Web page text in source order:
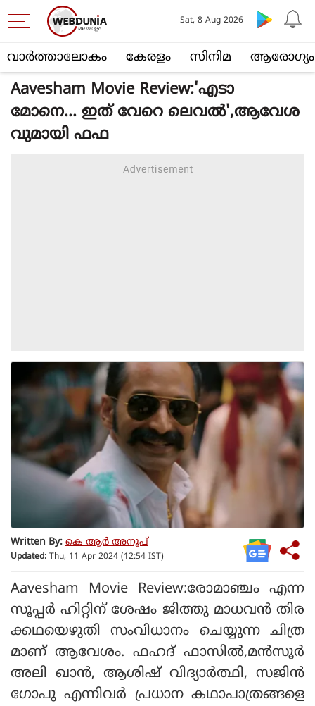
വാര്‍ത്താലോകം കേരളം സിനിമ ആരോഗ്യം
Sat, 8 Aug 2026
Aavesham Movie Review:'എടാ
മോനെ... ഇത് വേറെ ലെവല്‍',ആവേശ
വുമായി ഫഫ
Written By: കെ ആര്‍ അനൂപ്
Updated: Thu, 11 Apr 2024 (12:54 IST)
Aavesham Movie Review:രോമാഞ്ചം എന്ന
സൂപ്പര്‍ ഹിറ്റിന് ശേഷം ജിത്തു മാധവന്‍ തിര
ക്കഥയെഴുതി സംവിധാനം ചെയ്യുന്ന ചിത്ര
മാണ് ആവേശം. ഫഹദ് ഫാസില്‍,മന്‍സൂര്‍
അലി ഖാന്‍, ആശിഷ് വിദ്യാര്‍ത്ഥി, സജിന്‍
ഗോപു എന്നിവര്‍ പ്രധാന കഥാപാത്രങ്ങളെ